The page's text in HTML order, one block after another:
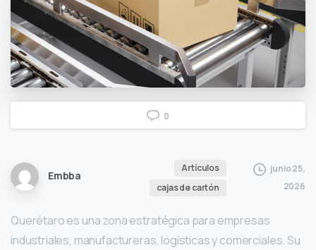
0
Embba
Artículos
cajas de cartón
junio 25,
2026
Querétaro es una zona estratégica para empresas
industriales, manufactureras, logísticas y comerciales. Su